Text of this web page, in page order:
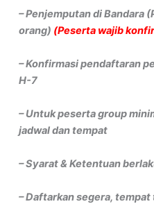
– Penjemputan di Bandara
orang) (Peserta wajib
– Konfirmasi pendaftaran
H-7
– Untuk peserta group
jadwal dan tempat
– Syarat & Ketentuan
– Daftarkan segera,